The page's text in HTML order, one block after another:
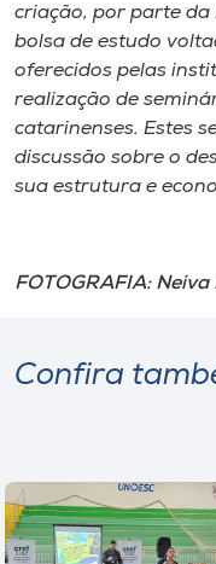
criação, por parte da
bolsa de estudo
oferecidos pelas
realização de
catarinenses. Estes
discussão sobre o
sua estrutura e
FOTOGRAFIA:
Confira